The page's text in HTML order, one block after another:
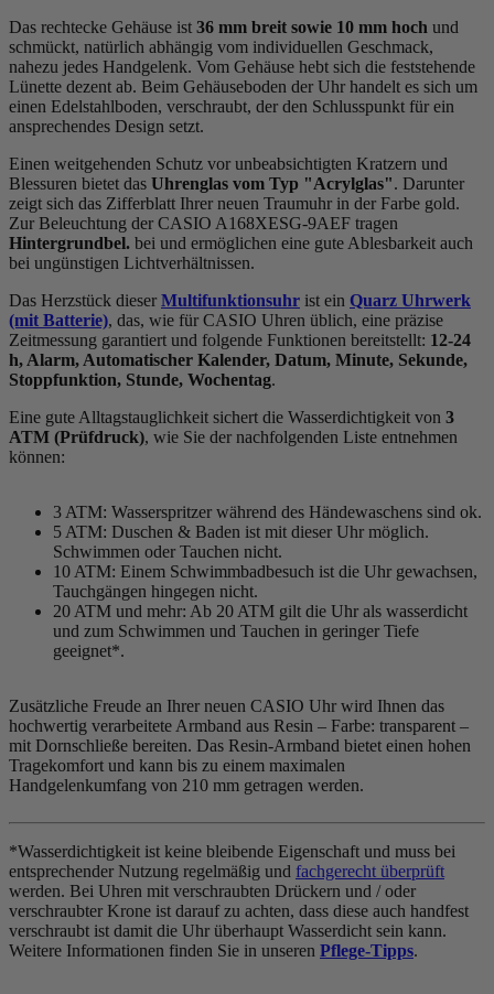
Das rechtecke Gehäuse ist 36 mm breit sowie 10 mm hoch und
schmückt, natürlich abhängig vom individuellen Geschmack,
nahezu jedes Handgelenk. Vom Gehäuse hebt sich die feststehende
Lünette dezent ab. Beim Gehäuseboden der Uhr handelt es sich um
einen Edelstahlboden, verschraubt, der den Schlusspunkt für ein
ansprechendes Design setzt.
Einen weitgehenden Schutz vor unbeabsichtigten Kratzern und
Blessuren bietet das Uhrenglas vom Typ "Acrylglas". Darunter
zeigt sich das Zifferblatt Ihrer neuen Traumuhr in der Farbe gold.
Zur Beleuchtung der CASIO A168XESG-9AEF tragen
Hintergrundbel. bei und ermöglichen eine gute Ablesbarkeit auch
bei ungünstigen Lichtverhältnissen.
Das Herzstück dieser Multifunktionsuhr ist ein Quarz Uhrwerk
(mit Batterie), das, wie für CASIO Uhren üblich, eine präzise
Zeitmessung garantiert und folgende Funktionen bereitstellt: 12-24
h, Alarm, Automatischer Kalender, Datum, Minute, Sekunde,
Stoppfunktion, Stunde, Wochentag.
Eine gute Alltagstauglichkeit sichert die Wasserdichtigkeit von 3
ATM (Prüfdruck), wie Sie der nachfolgenden Liste entnehmen
können:
3 ATM: Wasserspritzer während des Händewaschens sind ok.
5 ATM: Duschen & Baden ist mit dieser Uhr möglich.
Schwimmen oder Tauchen nicht.
10 ATM: Einem Schwimmbadbesuch ist die Uhr gewachsen,
Tauchgängen hingegen nicht.
20 ATM und mehr: Ab 20 ATM gilt die Uhr als wasserdicht
und zum Schwimmen und Tauchen in geringer Tiefe
geeignet*.
Zusätzliche Freude an Ihrer neuen CASIO Uhr wird Ihnen das
hochwertig verarbeitete Armband aus Resin – Farbe: transparent –
mit Dornschließe bereiten. Das Resin-Armband bietet einen hohen
Tragekomfort und kann bis zu einem maximalen
Handgelenkumfang von 210 mm getragen werden.
*Wasserdichtigkeit ist keine bleibende Eigenschaft und muss bei
entsprechender Nutzung regelmäßig und fachgerecht überprüft
werden. Bei Uhren mit verschraubten Drückern und / oder
verschraubter Krone ist darauf zu achten, dass diese auch handfest
verschraubt ist damit die Uhr überhaupt Wasserdicht sein kann.
Weitere Informationen finden Sie in unseren Pflege-Tipps.